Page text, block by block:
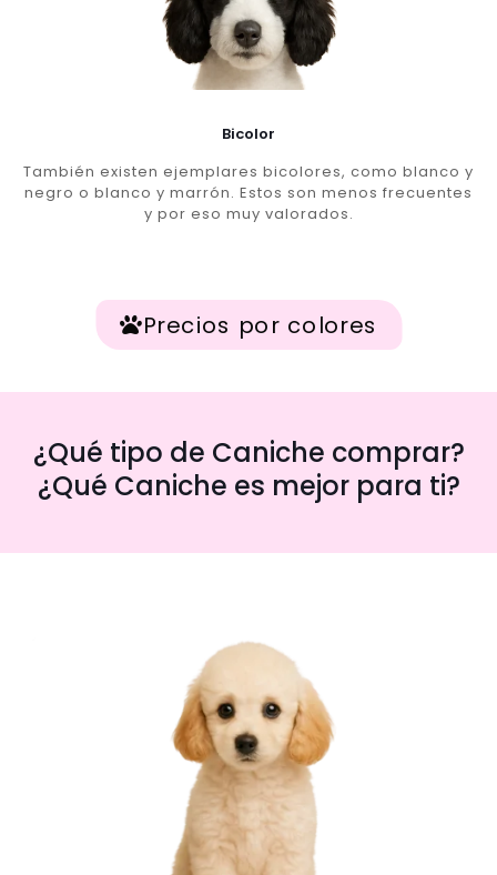
Bicolor
También existen ejemplares bicolores, como blanco y
negro o blanco y marrón. Estos son menos frecuentes
y por eso muy valorados.
Precios por colores
¿Qué tipo de Caniche comprar?
¿Qué Caniche es mejor para ti?